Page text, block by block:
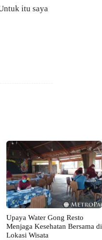
itu saya
Upaya Water Gong Resto
Menjaga Kesehatan Bersama di
Lokasi Wisata